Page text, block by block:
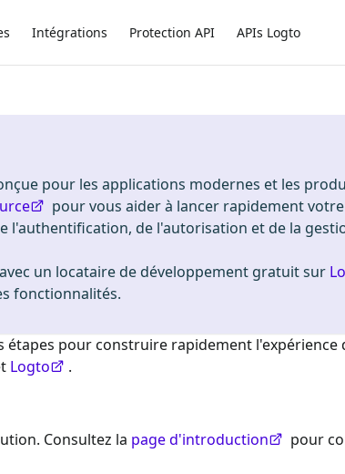
Intégrations Protection API APIs Logto
pour les applications modernes et les
pour vous aider à lancer rapidement
l'authentification, de l'autorisation et de la
un locataire de développement gratuit sur
fonctionnalités.
étapes pour construire rapidement l'expérience
Logto
.
Consultez la page d'introduction
pour